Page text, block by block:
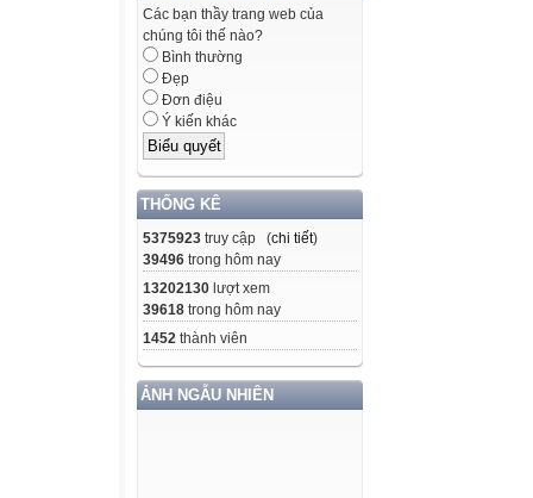
Các bạn thầy trang web của
chúng tôi thế nào?
Bình thường
Đẹp
Đơn điệu
Ý kiến khác
THỐNG KÊ
5375923 truy cập (chi tiết)
39496 trong hôm nay
13202130 lượt xem
39618 trong hôm nay
1452 thành viên
ẢNH NGẪU NHIÊN